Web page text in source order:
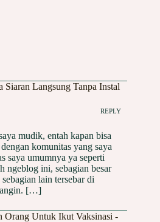
Siaran Langsung Tanpa Instal
REPLY
mudik, entah kapan bisa
komunitas yang saya
saya umumnya ya seperti
ngeblog ini, sebagian besar
lain tersebar di
angin. […]
Orang Untuk Ikut Vaksinasi -